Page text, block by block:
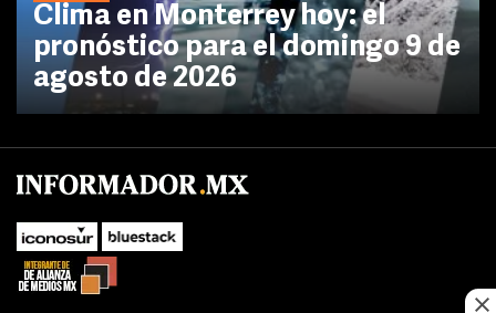
Clima en Monterrey hoy: el
pronóstico para el domingo 9 de
agosto de 2026